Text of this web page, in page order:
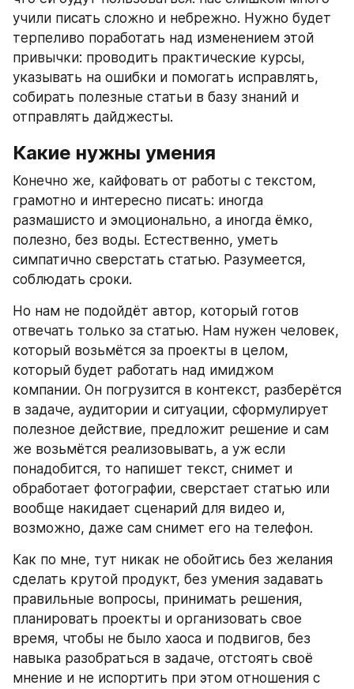
учили писать сложно и небрежно. Нужно будет
терпеливо поработать над изменением этой
привычки: проводить практические курсы,
указывать на ошибки и помогать исправлять,
собирать полезные статьи в базу знаний и
отправлять дайджесты.
Какие нужны умения
Конечно же, кайфовать от работы с текстом,
грамотно и интересно писать: иногда
размашисто и эмоционально, а иногда ёмко,
полезно, без воды. Естественно, уметь
симпатично сверстать статью. Разумеется,
соблюдать сроки.
Но нам не подойдёт автор, который готов
отвечать только за статью. Нам нужен человек,
который возьмётся за проекты в целом,
который будет работать над имиджом
компании. Он погрузится в контекст, разберётся
в задаче, аудитории и ситуации, сформулирует
полезное действие, предложит решение и сам
же возьмётся реализовывать, а уж если
понадобится, то напишет текст, снимет и
обработает фотографии, сверстает статью или
вообще накидает сценарий для видео и,
возможно, даже сам снимет его на телефон.
Как по мне, тут никак не обойтись без желания
сделать крутой продукт, без умения задавать
правильные вопросы, принимать решения,
планировать проекты и организовать свое
время, чтобы не было хаоса и подвигов, без
навыка разобраться в задаче, отстоять своё
мнение и не испортить при этом отношения с